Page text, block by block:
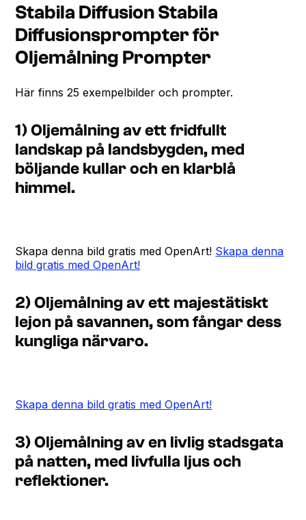
Stabila Diffusion Stabila
Diffusionsprompter för
Oljemålning Prompter
Här finns 25 exempelbilder och prompter.
1) Oljemålning av ett fridfullt
landskap på landsbygden, med
böljande kullar och en klarblå
himmel.
Skapa denna bild gratis med OpenArt! Skapa denna
bild gratis med OpenArt!
2) Oljemålning av ett majestätiskt
lejon på savannen, som fångar dess
kungliga närvaro.
Skapa denna bild gratis med OpenArt!
3) Oljemålning av en livlig stadsgata
på natten, med livfulla ljus och
reflektioner.